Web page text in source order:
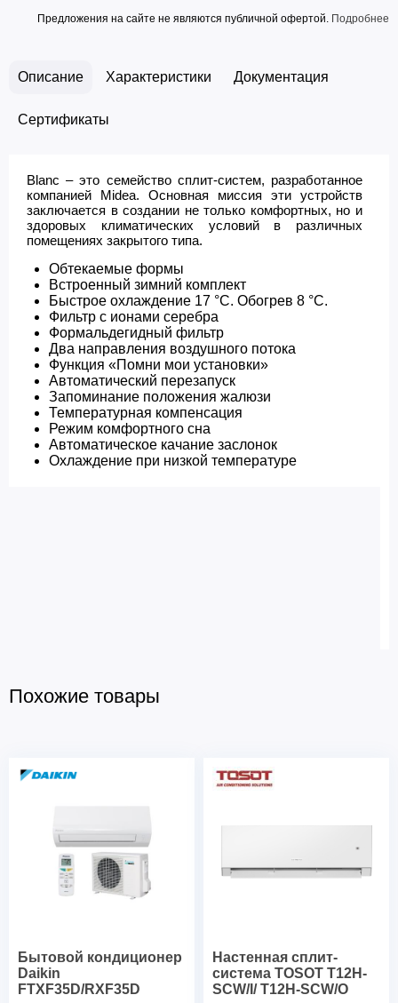
Предложения на сайте не являются публичной офертой. Подробнее
Описание Характеристики Документация
Сертификаты
Blanc – это семейство сплит-систем, разработанное
компанией Midea. Основная миссия эти устройств
заключается в создании не только комфортных, но и
здоровых климатических условий в различных
помещениях закрытого типа.
Обтекаемые формы
Встроенный зимний комплект
Быстрое охлаждение 17 °С. Обогрев 8 °С.
Фильтр с ионами серебра
Формальдегидный фильтр
Два направления воздушного потока
Функция «Помни мои установки»
Автоматический перезапуск
Запоминание положения жалюзи
Температурная компенсация
Режим комфортного сна
Автоматическое качание заслонок
Охлаждение при низкой температуре
Похожие товары
Бытовой кондиционер
Daikin
FTXF35D/RXF35D
Настенная сплит-
система TOSOT T12H-
SCW/I/ T12H-SCW/O